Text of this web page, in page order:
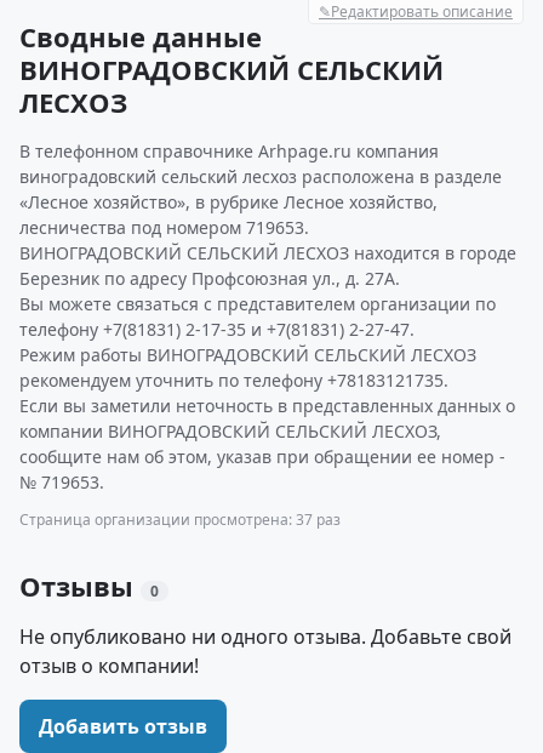
✎Редактировать описание
Сводные данные
ВИНОГРАДОВСКИЙ СЕЛЬСКИЙ
ЛЕСХОЗ
В телефонном справочнике Arhpage.ru компания
виноградовский сельский лесхоз расположена в разделе
«Лесное хозяйство», в рубрике Лесное хозяйство,
лесничества под номером 719653.
ВИНОГРАДОВСКИЙ СЕЛЬСКИЙ ЛЕСХОЗ находится в городе
Березник по адресу Профсоюзная ул., д. 27А.
Вы можете связаться с представителем организации по
телефону +7(81831) 2-17-35 и +7(81831) 2-27-47.
Режим работы ВИНОГРАДОВСКИЙ СЕЛЬСКИЙ ЛЕСХОЗ
рекомендуем уточнить по телефону +78183121735.
Если вы заметили неточность в представленных данных о
компании ВИНОГРАДОВСКИЙ СЕЛЬСКИЙ ЛЕСХОЗ,
сообщите нам об этом, указав при обращении ее номер -
№ 719653.
Страница организации просмотрена: 37 раз
Отзывы 0
Не опубликовано ни одного отзыва. Добавьте свой
отзыв о компании!
Добавить отзыв